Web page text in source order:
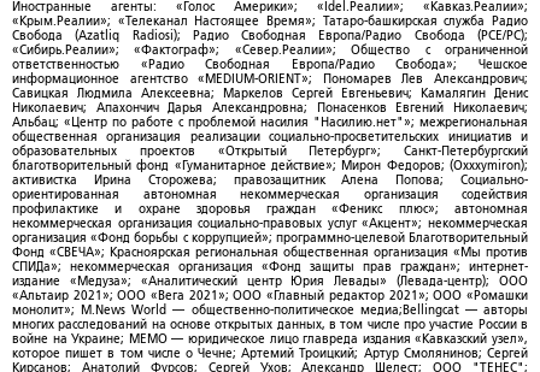
Иностранные агенты: «Голос Америки»; «Idel.Реалии»; «Кавказ.Реалии»;
«Крым.Реалии»; «Телеканал Настоящее Время»; Татаро-башкирская служба Радио
Свобода (Azatliq Radiosi); Радио Свободная Европа/Радио Свобода (PCE/PC);
«Сибирь.Реалии»; «Фактограф»; «Север.Реалии»; Общество с ограниченной
ответственностью «Радио Свободная Европа/Радио Свобода»; Чешское
информационное агентство «MEDIUM-ORIENT»; Пономарев Лев Александрович;
Савицкая Людмила Алексеевна; Маркелов Сергей Евгеньевич; Камалягин Денис
Николаевич; Апахончич Дарья Александровна; Понасенков Евгений Николаевич;
Альбац; «Центр по работе с проблемой насилия "Насилию.нет"»; межрегиональная
общественная организация реализации социально-просветительских инициатив и
образовательных проектов «Открытый Петербург»; Санкт-Петербургский
благотворительный фонд «Гуманитарное действие»; Мирон Федоров; (Oxxxymiron);
активистка Ирина Сторожева; правозащитник Алена Попова; Социально-
ориентированная автономная некоммерческая организация содействия
профилактике и охране здоровья граждан «Феникс плюс»; автономная
некоммерческая организация социально-правовых услуг «Акцент»; некоммерческая
организация «Фонд борьбы с коррупцией»; программно-целевой Благотворительный
Фонд «СВЕЧА»; Красноярская региональная общественная организация «Мы против
СПИДа»; некоммерческая организация «Фонд защиты прав граждан»; интернет-
издание «Медуза»; «Аналитический центр Юрия Левады» (Левада-центр); ООО
«Альтаир 2021»; ООО «Вега 2021»; ООО «Главный редактор 2021»; ООО «Ромашки
монолит»; M.News World — общественно-политическое медиа;Bellingcat — авторы
многих расследований на основе открытых данных, в том числе про участие России в
войне на Украине; МЕМО — юридическое лицо главреда издания «Кавказский узел»,
которое пишет в том числе о Чечне; Артемий Троицкий; Артур Смолянинов; Сергей
Кирсанов; Анатолий Фурсов; Сергей Ухов; Александр Шелест; ООО "ТЕНЕС";